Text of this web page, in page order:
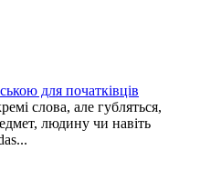
для початківців
слова, але губляться,
людину чи навіть